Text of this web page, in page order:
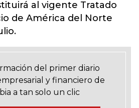
al vigente Tratado
de América del Norte
del primer diario
y financiero de
a tan solo un clic